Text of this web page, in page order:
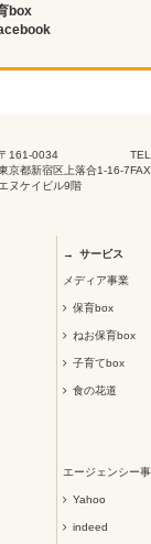
box
161-0034
京都新宿区上落合1-16-7
エヌケイビル9階
サービス
メディア事業
保育box
ねお保育box
子育てbox
食の花道
エージェンシー
Yahoo
indeed